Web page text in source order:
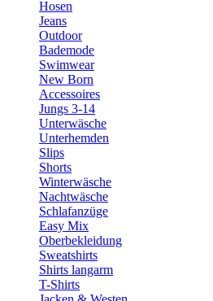
Hosen
Jeans
Outdoor
Bademode
Swimwear
New Born
Accessoires
Jungs 3-14
Unterwäsche
Unterhemden
Slips
Shorts
Winterwäsche
Nachtwäsche
Schlafanzüge
Easy Mix
Oberbekleidung
Sweatshirts
Shirts langarm
T-Shirts